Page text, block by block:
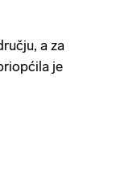
a za
je